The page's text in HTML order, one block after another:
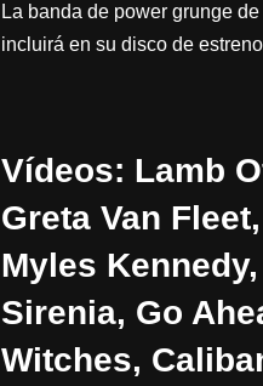
La banda de power grunge
incluirá en su disco de
Vídeos: Lamb
Greta Van
Myles
Sirenia, Go
Witches,